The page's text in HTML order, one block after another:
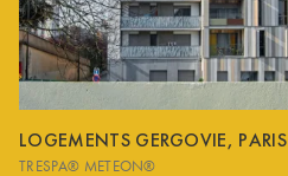
LOGEMENTS GERGOVIE, PARIS
TRESPA® METEON®